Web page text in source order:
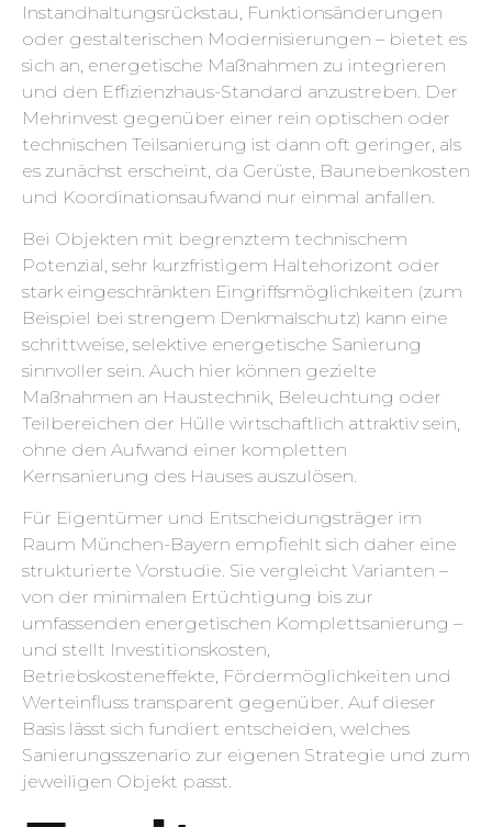
Instandhaltungsrückstau, Funktionsänderungen
oder gestalterischen Modernisierungen – bietet es
sich an, energetische Maßnahmen zu integrieren
und den Effizienzhaus-Standard anzustreben. Der
Mehrinvest gegenüber einer rein optischen oder
technischen Teilsanierung ist dann oft geringer, als
es zunächst erscheint, da Gerüste, Baunebenkosten
und Koordinationsaufwand nur einmal anfallen.
Bei Objekten mit begrenztem technischem
Potenzial, sehr kurzfristigem Haltehorizont oder
stark eingeschränkten Eingriffsmöglichkeiten (zum
Beispiel bei strengem Denkmalschutz) kann eine
schrittweise, selektive energetische Sanierung
sinnvoller sein. Auch hier können gezielte
Maßnahmen an Haustechnik, Beleuchtung oder
Teilbereichen der Hülle wirtschaftlich attraktiv sein,
ohne den Aufwand einer kompletten
Kernsanierung des Hauses auszulösen.
Für Eigentümer und Entscheidungsträger im
Raum München-Bayern empfiehlt sich daher eine
strukturierte Vorstudie. Sie vergleicht Varianten –
von der minimalen Ertüchtigung bis zur
umfassenden energetischen Komplettsanierung –
und stellt Investitionskosten,
Betriebskosteneffekte, Fördermöglichkeiten und
Werteinfluss transparent gegenüber. Auf dieser
Basis lässt sich fundiert entscheiden, welches
Sanierungsszenario zur eigenen Strategie und zum
jeweiligen Objekt passt.